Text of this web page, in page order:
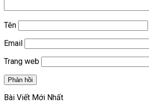
Tên
Email
Trang web
Bài Viết Mới Nhất